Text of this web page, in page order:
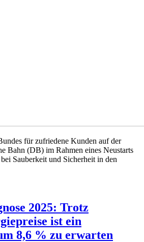
für zufriedene Kunden auf der
Bahn (DB) im Rahmen eines Neustarts
Sauberkeit und Sicherheit in den
2025: Trotz
ist ein
8,6 % zu erwarten